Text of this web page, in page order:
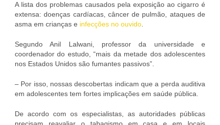
A lista dos problemas causados pela exposição ao cigarro é
extensa: doenças cardíacas, câncer de pulmão, ataques de
asma em crianças e infecções no ouvido
Segundo Anil Lalwani, professor da universidade e
coordenador do estudo, “mais da metade dos adolescentes
nos Estados Unidos são fumantes passivos”.
– Por isso, nossas descobertas indicam que a perda auditiva
em adolescentes tem fortes implicações em saúde pública.
De acordo com os especialistas, as autoridades públicas